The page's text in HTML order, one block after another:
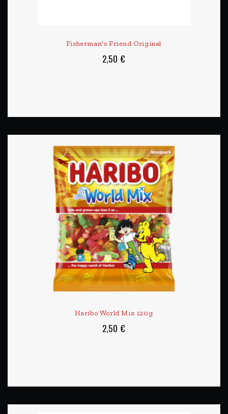
Fisherman's Friend Original
2,50 €
Haribo World Mix 120g
2,50 €